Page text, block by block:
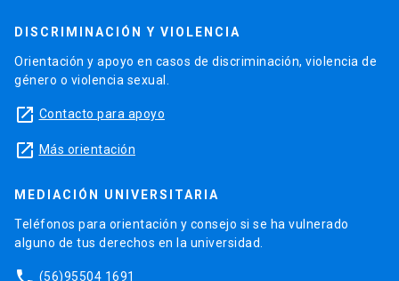
DISCRIMINACIÓN Y VIOLENCIA
Orientación y apoyo en casos de discriminación, violencia de
género o violencia sexual.
launch Contacto para apoyo
launch Más orientación
MEDIACIÓN UNIVERSITARIA
Teléfonos para orientación y consejo si se ha vulnerado
alguno de tus derechos en la universidad.
(56)95504 1691